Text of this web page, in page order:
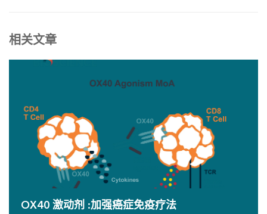
相关文章
OX40 激动剂 :加强癌症免疫疗法